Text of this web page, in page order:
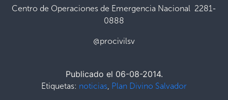
Centro de Operaciones de Emergencia Nacional 2281-
0888
@procivilsv
Publicado el 06-08-2014.
Etiquetas: noticias, Plan Divino Salvador